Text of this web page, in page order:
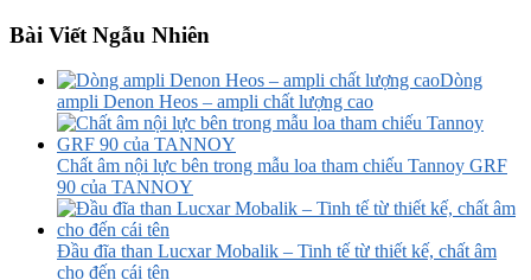
Bài Viết Ngẫu Nhiên
Dòng
ampli Denon Heos – ampli chất lượng cao
Chất âm nội lực bên trong mẫu loa tham chiếu Tannoy GRF
90 của TANNOY
Đầu đĩa than Lucxar Mobalik – Tinh tế từ thiết kế, chất âm
cho đến cái tên